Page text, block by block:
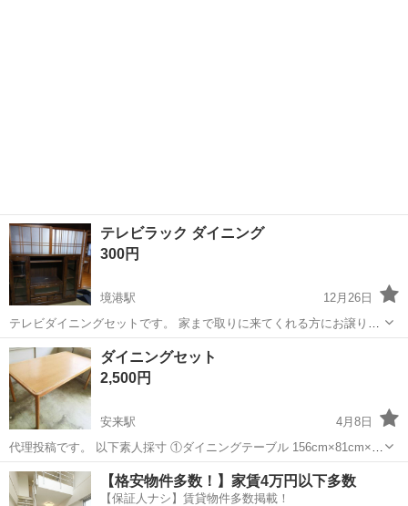
テレビラック ダイニング
300円
境港駅
12月26日
テレビダイニングセットです。 家まで取りに来てくれる方にお譲り致
します。 一般素人保存です。 ノークレームノーリターンお願い致しま
す。
島根 松江市 境港駅 ダイニングセット
ダイニングセット
2,500円
安来駅
4月8日
代理投稿です。 以下素人採寸 ①ダイニングテーブル 156cm×81cm×高
さ71cm ②セット椅子×４ 46cm×41cm×高さ75cm 椅子の布は張り替え
推奨です。 来週までに、できるだけ早くとりにきてくれる方を優...
島根 安来市 安来駅 ダイニングセット ダイニング
【格安物件多数！】家賃4万円以下多数
【保証人ナシ】賃貸物件多数掲載！